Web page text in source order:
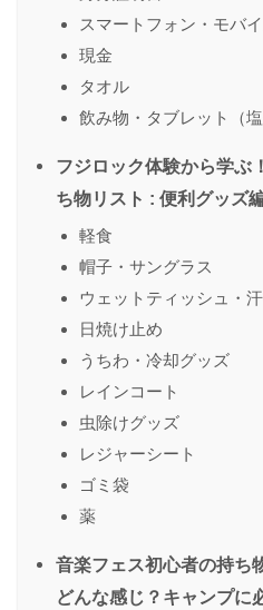
スマートフォン・モバ
現金
タオル
飲み物・タブレット（塩
フジロック体験から学ぶ
ち物リスト : 便利グッズ
軽食
帽子・サングラス
ウェットティッシュ・
日焼け止め
うちわ・冷却グッズ
レインコート
虫除けグッズ
レジャーシート
ゴミ袋
薬
音楽フェス初心者の持ち
どんな感じ？キャンプに